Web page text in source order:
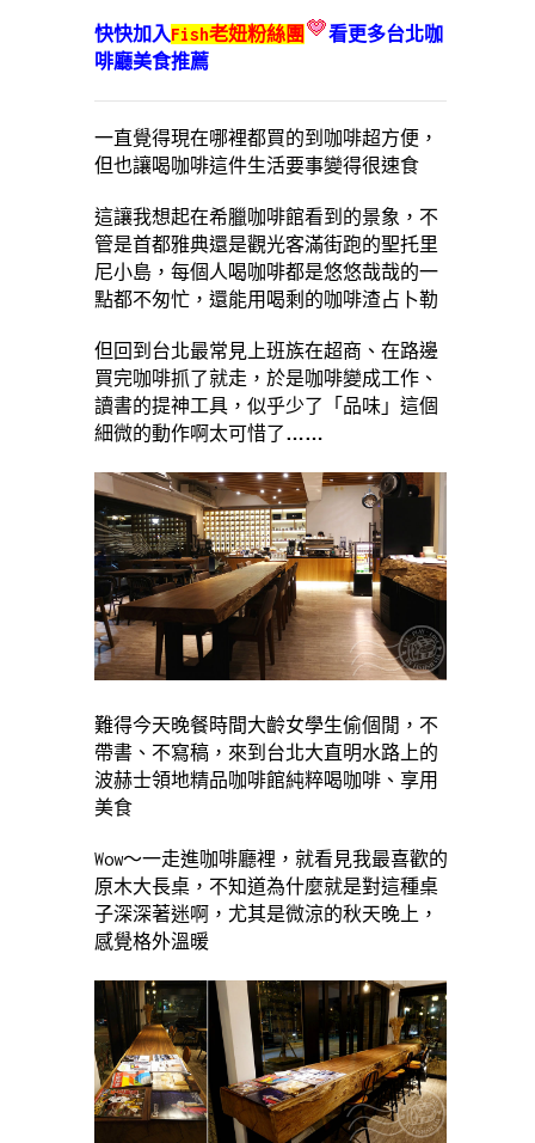
快快加入Fish老妞粉絲團
看更多台北咖
啡廳美食推薦
一直覺得現在哪裡都買的到咖啡超方便，
但也讓喝咖啡這件生活要事變得很速食
這讓我想起在希臘咖啡館看到的景象，不
管是首都雅典還是觀光客滿街跑的聖托里
尼小島，每個人喝咖啡都是悠悠哉哉的一
點都不匆忙，還能用喝剩的咖啡渣占卜勒
但回到台北最常見上班族在超商、在路邊
買完咖啡抓了就走，於是咖啡變成工作、
讀書的提神工具，似乎少了「品味」這個
細微的動作啊太可惜了……
難得今天晚餐時間大齡女學生偷個閒，不
帶書、不寫稿，來到台北大直明水路上的
波赫士領地精品咖啡館純粹喝咖啡、享用
美食
Wow～一走進咖啡廳裡，就看見我最喜歡的
原木大長桌，不知道為什麼就是對這種桌
子深深著迷啊，尤其是微涼的秋天晚上，
感覺格外溫暖